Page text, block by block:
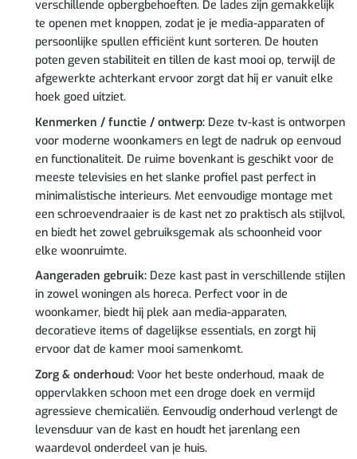
verschillende opbergbehoeften. De lades zijn gemakkelijk
te openen met knoppen, zodat je je media-apparaten of
persoonlijke spullen efficiënt kunt sorteren. De houten
poten geven stabiliteit en tillen de kast mooi op, terwijl de
afgewerkte achterkant ervoor zorgt dat hij er vanuit elke
hoek goed uitziet.
Kenmerken / functie / ontwerp:Deze tv-kast is ontworpen
voor moderne woonkamers en legt de nadruk op eenvoud
en functionaliteit. De ruime bovenkant is geschikt voor de
meeste televisies en het slanke profiel past perfect in
minimalistische interieurs. Met eenvoudige montage met
een schroevendraaier is de kast net zo praktisch als stijlvol,
en biedt het zowel gebruiksgemak als schoonheid voor
elke woonruimte.
Aangeraden gebruik:Deze kast past in verschillende stijlen
in zowel woningen als horeca. Perfect voor in de
woonkamer, biedt hij plek aan media-apparaten,
decoratieve items of dagelijkse essentials, en zorgt hij
ervoor dat de kamer mooi samenkomt.
Zorg & onderhoud:Voor het beste onderhoud, maak de
oppervlakken schoon met een droge doek en vermijd
agressieve chemicaliën. Eenvoudig onderhoud verlengt de
levensduur van de kast en houdt het jarenlang een
waardevol onderdeel van je huis.